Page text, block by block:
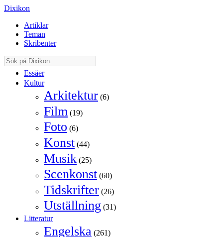
Dixikon
Artiklar
Teman
Skribenter
Essäer
Kultur
Arkitektur (6)
Film (19)
Foto (6)
Konst (44)
Musik (25)
Scenkonst (60)
Tidskrifter (26)
Utställning (31)
Litteratur
Engelska (261)